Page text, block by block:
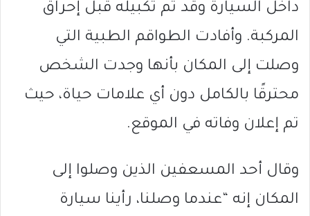
داخل السيارة وقد تم تكبيله قبل إحراق
المركبة. وأفادت الطواقم الطبية التي
وصلت إلى المكان بأنها وجدت الشخص
محترقًا بالكامل دون أي علامات حياة، حيث
تم إعلان وفاته في الموقع.
وقال أحد المسعفين الذين وصلوا إلى
المكان إنه “عندما وصلنا، رأينا سيارة